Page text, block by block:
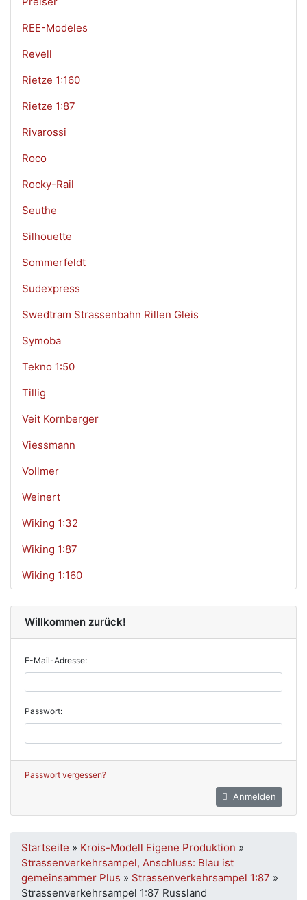
REE-Modeles
Revell
Rietze 1:160
Rietze 1:87
Rivarossi
Roco
Rocky-Rail
Seuthe
Silhouette
Sommerfeldt
Sudexpress
Swedtram Strassenbahn Rillen Gleis
Symoba
Tekno 1:50
Tillig
Veit Kornberger
Viessmann
Vollmer
Weinert
Wiking 1:32
Wiking 1:87
Wiking 1:160
Willkommen zurück!
E-Mail-Adresse:
Passwort:
Passwort vergessen?
Anmelden
Startseite » Krois-Modell Eigene Produktion »
Strassenverkehrsampel, Anschluss: Blau ist
gemeinsammer Plus » Strassenverkehrsampel 1:87 »
Strassenverkehrsampel 1:87 Russland